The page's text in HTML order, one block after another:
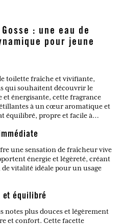
: une eau de
pour jeune
toilette fraîche et vivifiante,
qui souhaitent découvrir le
énergisante, cette fragrance
à un cœur aromatique et
équilibré, propre et facile à
une sensation de fraîcheur vive
énergie et légèreté, créant
vitalité idéale pour un usage
et équilibré
notes plus douces et légèrement
et confort. Cette facette